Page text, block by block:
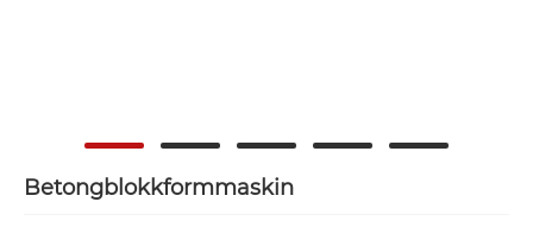
Betongblokkformmaskin